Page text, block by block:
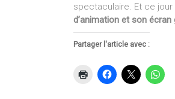
spectaculaire. Et ce jour
d’animation et son écran
Partager l'article avec :